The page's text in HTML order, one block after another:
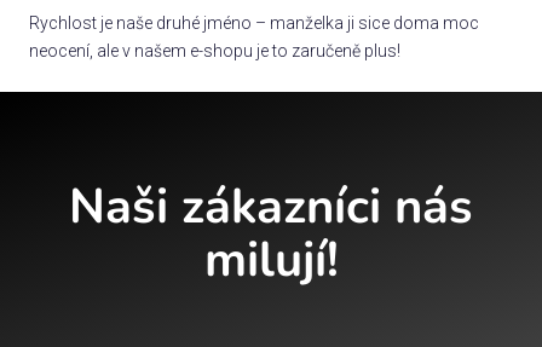
Rychlost je naše druhé jméno – manželka ji sice doma moc
neocení, ale v našem e-shopu je to zaručeně plus!
Naši zákazníci nás
milují!